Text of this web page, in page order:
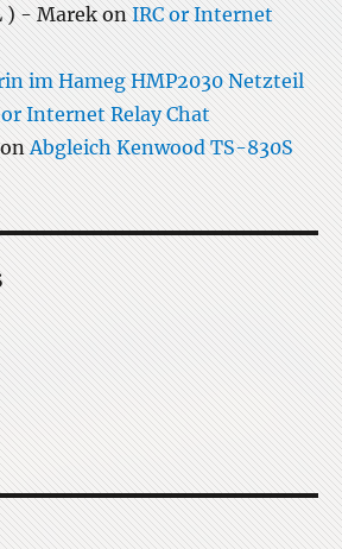
) - MarekonIRC or Internet
im Hameg HMP2030 Netzteil
or Internet Relay Chat
Abgleich Kenwood TS-830S